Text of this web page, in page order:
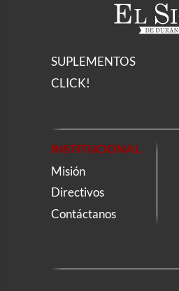
SUPLEMENTOS
CLICK!
INSTITUCIONAL
Misión
Directivos
Contáctanos